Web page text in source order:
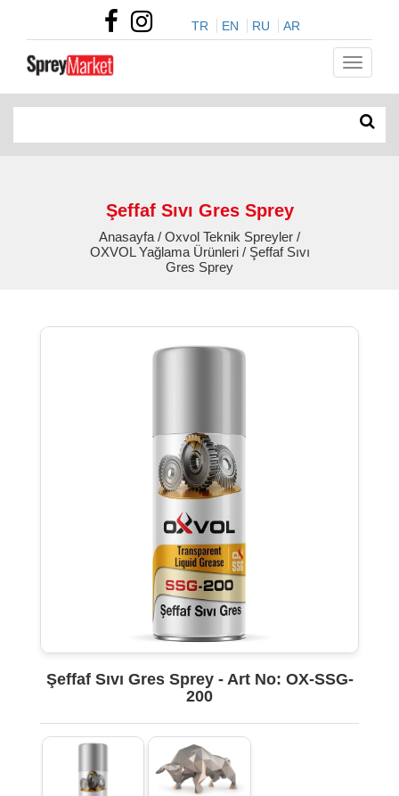
TR EN RU AR
Şeffaf Sıvı Gres Sprey
Anasayfa / Oxvol Teknik Spreyler /
OXVOL Yağlama Ürünleri / Şeffaf Sıvı
Gres Sprey
Şeffaf Sıvı Gres Sprey - Art No: OX-SSG-
200